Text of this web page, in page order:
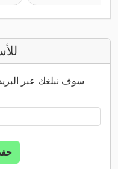
سوف نبلغك عبر